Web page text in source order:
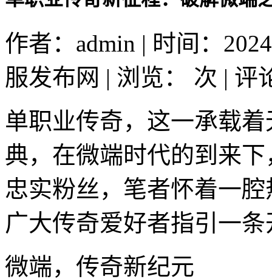
作者：admin | 时间：
服发布网 | 浏览：
次 | 评
单职业传奇，这一承载
典，在微端时代的到来
忠实粉丝，笔者怀着一
广大传奇爱好者指引一
微端，传奇新纪元